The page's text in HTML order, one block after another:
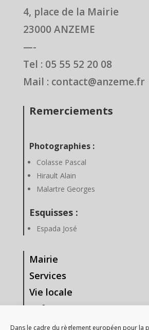
Dans le cadre du règlement européen pour la
4, place de la Mairie
23000 ANZEME
—-
Tel : 05 55 52 20 08
Mail : contact@anzeme.fr
Remerciements
Photographies :
Colasse Pascal
Hirault Alain
Malartre Georges
Esquisses :
Espada José
Mairie
Services
Vie locale
Enfance & Jeunesse
Tourisme & Loisirs